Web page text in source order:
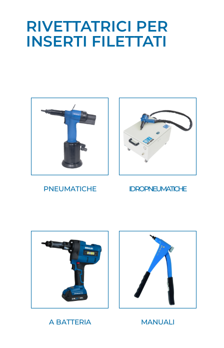
RIVETTATRICI PER
INSERTI FILETTATI
PNEUMATICHE IDROPNEUMATICHE
A BATTERIA MANUALI